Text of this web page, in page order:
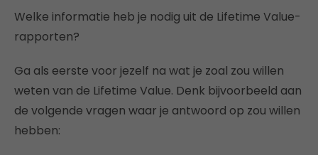
Welke informatie heb je nodig uit de Lifetime Value-
rapporten?
Ga als eerste voor jezelf na wat je zoal zou willen
weten van de Lifetime Value. Denk bijvoorbeeld aan
de volgende vragen waar je antwoord op zou willen
hebben: